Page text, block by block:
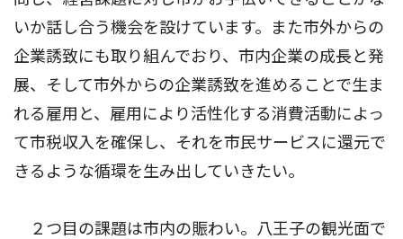
いか話し合う機会を設けています。また市外からの
企業誘致にも取り組んでおり、市内企業の成長と発
展、そして市外からの企業誘致を進めることで生ま
れる雇用と、雇用により活性化する消費活動によっ
て市税収入を確保し、それを市民サービスに還元で
きるような循環を生み出していきたい。
２つ目の課題は市内の賑わい。八王子の観光面で